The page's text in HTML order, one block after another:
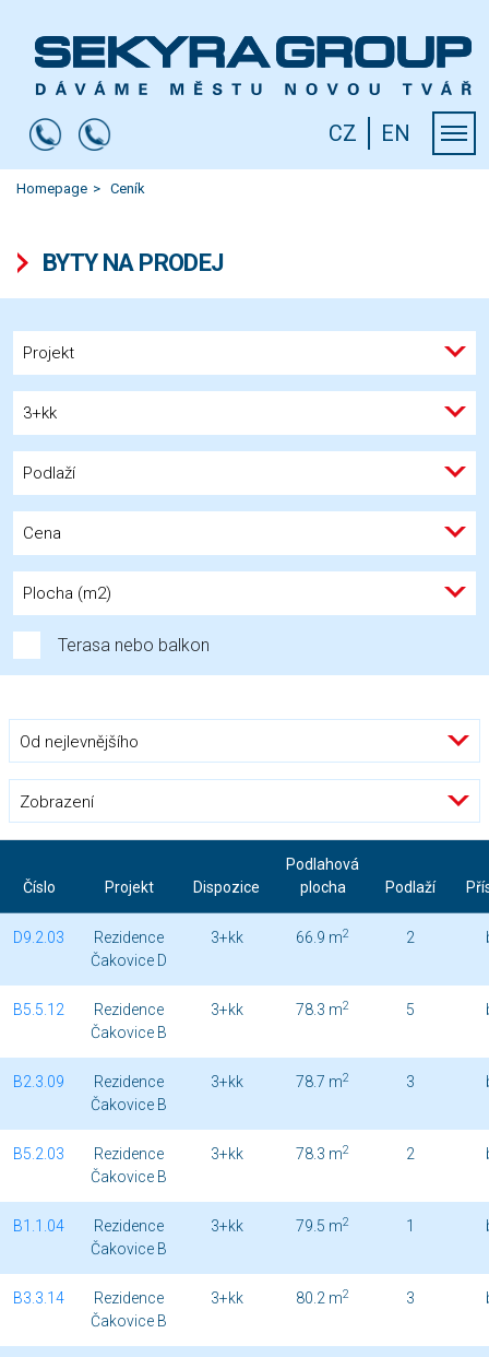
CZ EN
Homepage Ceník
BYTY NA PRODEJ
Projekt
3+kk
Podlaží
Cena
Plocha (m2)
Terasa nebo balkon
Od nejlevnějšího
Zobrazení
Číslo Projekt Dispozice
Podlahová
plocha
Podlaží
D9.2.03
Rezidence
Čakovice D
3+kk 66.9 m2 2
B5.5.12
Rezidence
Čakovice B
3+kk 78.3 m2 5
B2.3.09
Rezidence
Čakovice B
3+kk 78.7 m2 3
B5.2.03
Rezidence
Čakovice B
3+kk 78.3 m2 2
B1.1.04
Rezidence
Čakovice B
3+kk 79.5 m2 1
B3.3.14
Rezidence
Čakovice B
3+kk 80.2 m2 3